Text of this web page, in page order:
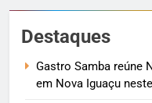
Destaques
Gastro Samba reúne
em Nova Iguaçu